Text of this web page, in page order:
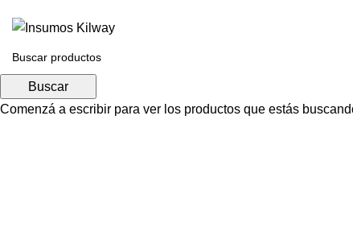
Servicios
Buscar
Comenzá a escribir para ver los productos que estás